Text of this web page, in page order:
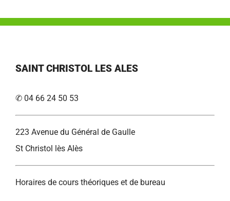
SAINT CHRISTOL LES ALES
✆ 04 66 24 50 53
223 Avenue du Général de Gaulle
St Christol lès Alès
Horaires de cours théoriques et de bureau